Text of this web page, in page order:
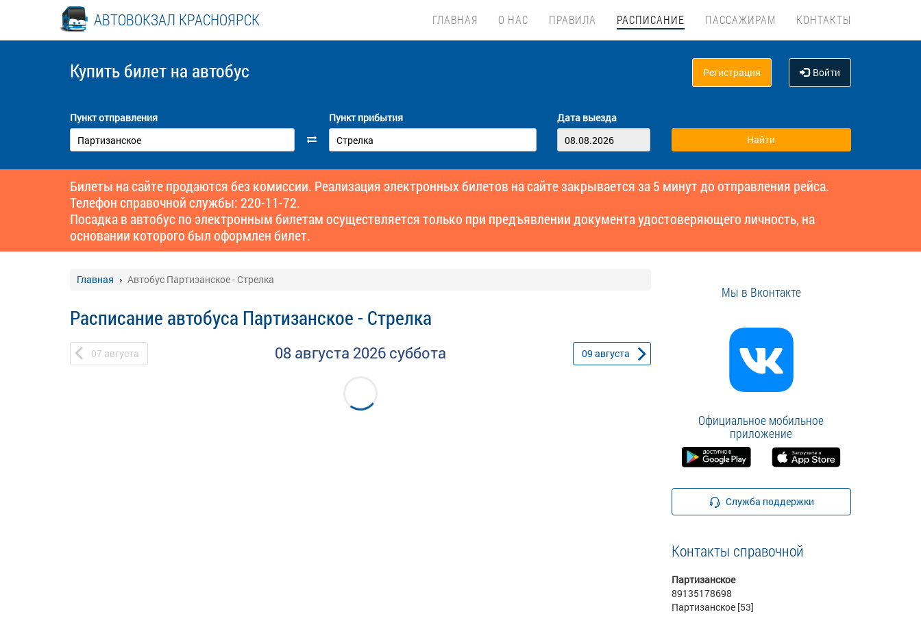
АВТОВОКЗАЛ КРАСНОЯРСК ГЛАВНАЯ О НАС ПРАВИЛА РАСПИСАНИЕ ПАССАЖИРАМ КОНТАКТЫ
Купить билет на автобус Регистрация Войти
Пункт отправления Пункт прибытия Дата выезда
Билеты на сайте продаются без комиссии. Реализация электронных билетов на сайте закрывается за 5 минут до отправления рейса.
Телефон справочной службы: 220-11-72.
Посадка в автобус по электронным билетам осуществляется только при предъявлении документа удостоверяющего личность, на
основании которого был оформлен билет.
Главная Автобус Партизанское - Стрелка
Расписание автобуса Партизанское - Стрелка
07 августа 08 августа 2026 суббота 09 августа
Мы в Вконтакте
Официальное мобильное
приложение
Служба поддержки
Контакты справочной
Партизанское
89135178698
Партизанское [53]